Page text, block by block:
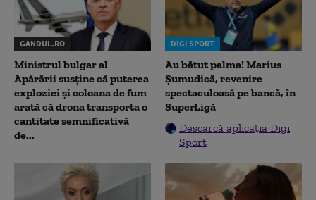
GANDUL.RO
Ministrul bulgar al
Apărării susține că puterea
exploziei și coloana de fum
arată că drona transporta o
cantitate semnificativă
de...
DIGI SPORT
Au bătut palma! Marius
Șumudică, revenire
spectaculoasă pe bancă, în
SuperLigă
Descarcă aplicația Digi
Sport